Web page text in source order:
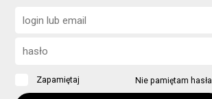
Zapamiętaj Nie pamiętam hasła